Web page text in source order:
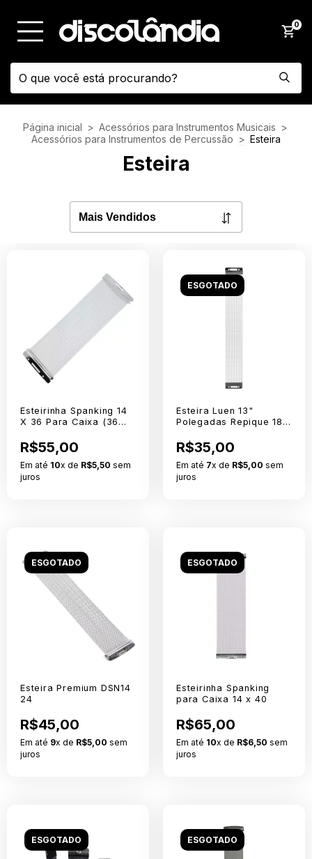
0
Página inicial > Acessórios para Instrumentos Musicais >
Acessórios para Instrumentos de Percussão > Esteira
Esteira
Esteirinha Spanking 14
X 36 Para Caixa (36
R$55,00
Em até 10x de R$5,50 sem
juros
ESGOTADO
Esteira Luen 13"
Polegadas Repique 18
R$35,00
Em até 7x de R$5,00 sem
juros
ESGOTADO
Esteira Premium DSN14
24
R$45,00
Em até 9x de R$5,00 sem
juros
ESGOTADO
Esteirinha Spanking
para Caixa 14 x 40
R$65,00
Em até 10x de R$6,50 sem
juros
ESGOTADO ESGOTADO